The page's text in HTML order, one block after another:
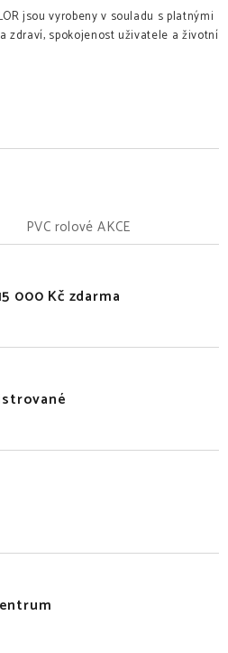
jsou vyrobeny v souladu s platnými
zdraví, spokojenost uživatele a životní
PVC rolové AKCE
000 Kč zdarma